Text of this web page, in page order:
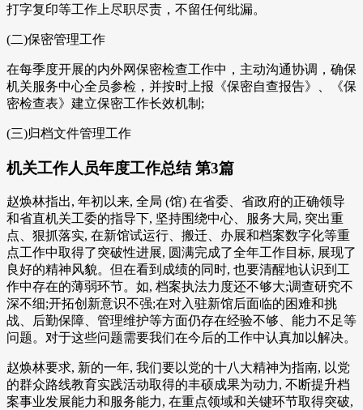
打字复印等工作上尽职尽责，不留任何纰漏。
(二)保密管理工作
在每季度开展的内外网保密检查工作中，主动沟通协调，确保
机关服务中心全员参检，并按时上报《保密自查报告》、《保
密检查表》建立保密工作长效机制;
(三)归档文件管理工作
机关工作人员年度工作总结 第3篇
赵焕林指出, 年初以来, 全局 (馆) 在省委、省政府的正确领导
和省直机关工委的指导下, 坚持围绕中心、服务大局, 突出重
点、狠抓落实, 在新馆试运行、搬迁、办展和档案数字化等重
点工作中取得了突破性进展, 圆满完成了全年工作目标, 展现了
良好的精神风貌。但在看到成绩的同时, 也要清醒地认识到工
作中存在的薄弱环节。如, 档案执法力度还不够大;调查研究不
深不细;开拓创新意识不强;在对入驻新馆后面临的困难和挑
战、后勤保障、管理维护等方面仍存在经验不够、能力不足等
问题。对于这些问题需要我们在今后的工作中认真加以解决。
赵焕林要求, 新的一年, 我们要以党的十八大精神为指南, 以党
的群众路线教育实践活动取得的丰硕成果为动力, 不断提升档
案事业发展能力和服务能力, 在重点领域和关键环节取得突破,